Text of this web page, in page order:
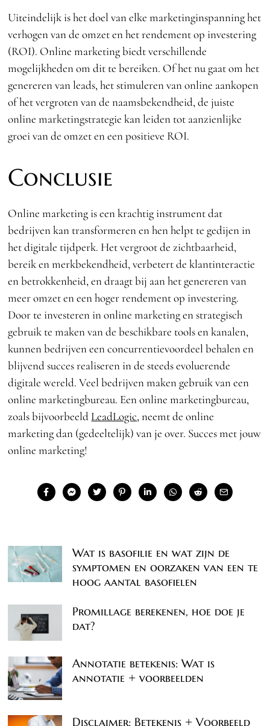
Uiteindelijk is het doel van elke marketinginspanning het
verhogen van de omzet en het rendement op investering
(ROI). Online marketing biedt verschillende
mogelijkheden om dit te bereiken. Of het nu gaat om het
genereren van leads, het stimuleren van online aankopen
of het vergroten van de naamsbekendheid, de juiste
online marketingstrategie kan leiden tot aanzienlijke
groei van de omzet en een positieve ROI.
Conclusie
Online marketing is een krachtig instrument dat
bedrijven kan transformeren en hen helpt te gedijen in
het digitale tijdperk. Het vergroot de zichtbaarheid,
bereik en merkbekendheid, verbetert de klantinteractie
en betrokkenheid, en draagt bij aan het genereren van
meer omzet en een hoger rendement op investering.
Door te investeren in online marketing en strategisch
gebruik te maken van de beschikbare tools en kanalen,
kunnen bedrijven een concurrentievoordeel behalen en
blijvend succes realiseren in de steeds evoluerende
digitale wereld. Veel bedrijven maken gebruik van een
online marketingbureau. Een online marketingbureau,
zoals bijvoorbeeld LeadLogic, neemt de online
marketing dan (gedeeltelijk) van je over. Succes met jouw
online marketing!
Wat is basofilie en wat zijn de
symptomen en oorzaken van een te
hoog aantal basofielen
Promillage berekenen, hoe doe je
dat?
Annotatie betekenis: Wat is
annotatie + voorbeelden
Disclaimer: Betekenis + Voorbeeld